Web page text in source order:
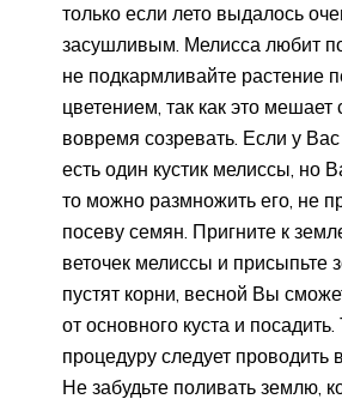
только если лето выдалось
засушливым. Мелисса любит
не подкармливайте растение
цветением, так как это
вовремя созревать. Если у
есть один кустик мелиссы, но
то можно размножить его, не
посеву семян. Пригните к
веточек мелиссы и присыпьте
пустят корни, весной Вы
от основного куста и
процедуру следует проводить
Не забудьте поливать землю,